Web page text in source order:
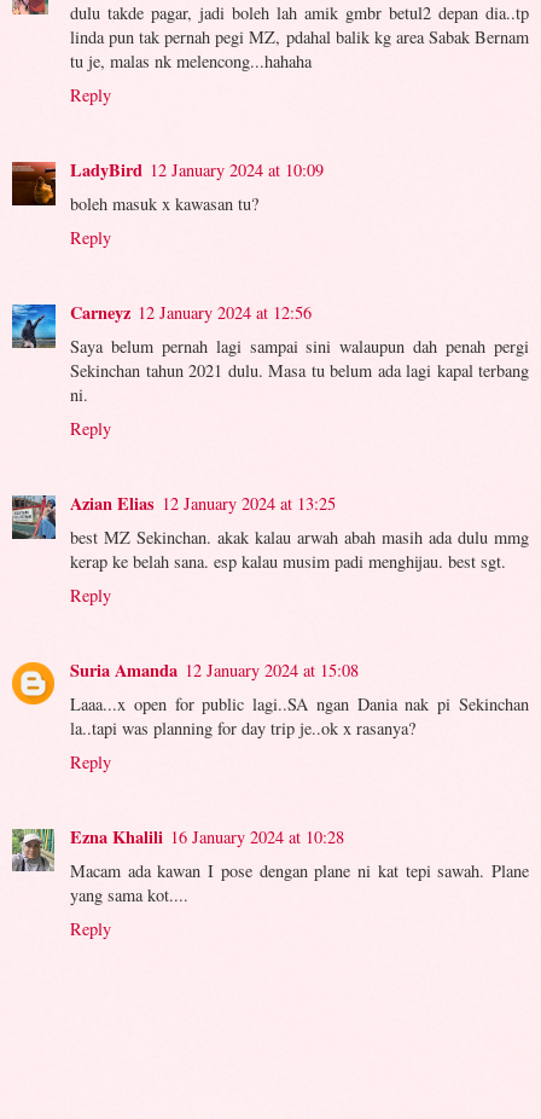
dulu takde pagar, jadi boleh lah amik gmbr betul2 depan dia..tp
linda pun tak pernah pegi MZ, pdahal balik kg area Sabak Bernam
tu je, malas nk melencong...hahaha
Reply
LadyBird 12 January 2024 at 10:09
boleh masuk x kawasan tu?
Reply
Carneyz 12 January 2024 at 12:56
Saya belum pernah lagi sampai sini walaupun dah penah pergi
Sekinchan tahun 2021 dulu. Masa tu belum ada lagi kapal terbang
ni.
Reply
Azian Elias 12 January 2024 at 13:25
best MZ Sekinchan. akak kalau arwah abah masih ada dulu mmg
kerap ke belah sana. esp kalau musim padi menghijau. best sgt.
Reply
Suria Amanda 12 January 2024 at 15:08
Laaa...x open for public lagi..SA ngan Dania nak pi Sekinchan
la..tapi was planning for day trip je..ok x rasanya?
Reply
Ezna Khalili 16 January 2024 at 10:28
Macam ada kawan I pose dengan plane ni kat tepi sawah. Plane
yang sama kot....
Reply